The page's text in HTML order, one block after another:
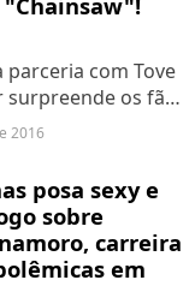
parceria com Tove
surpreende os fãs
single do
2016
posa sexy e
sobre
carreira
em